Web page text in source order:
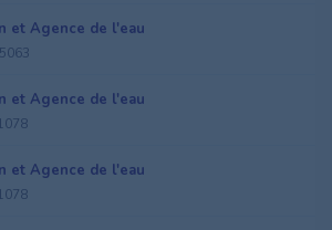
et Agence de l'eau
et Agence de l'eau
et Agence de l'eau